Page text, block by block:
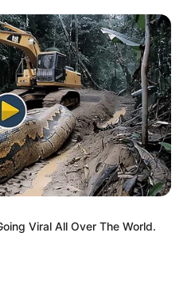
Viral All Over The World.